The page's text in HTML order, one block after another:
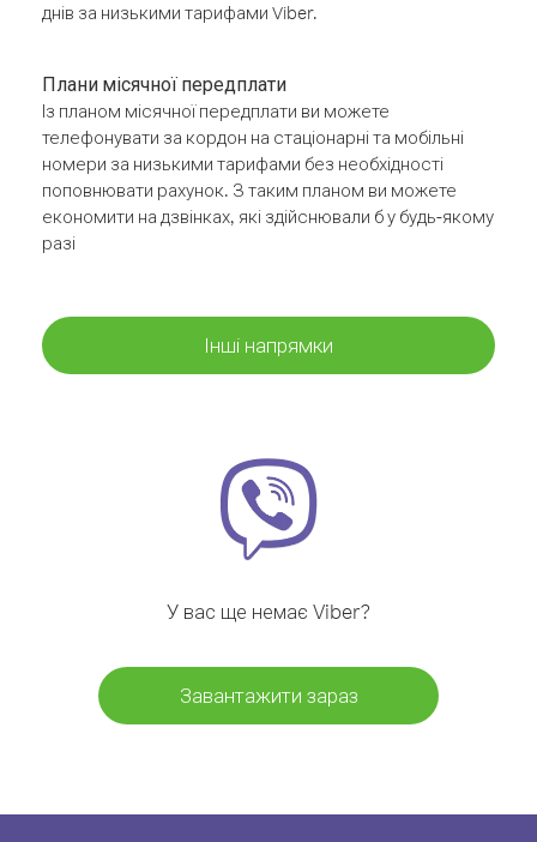
днів за низькими тарифами Viber.
Плани місячної передплати
Із планом місячної передплати ви можете
телефонувати за кордон на стаціонарні та мобільні
номери за низькими тарифами без необхідності
поповнювати рахунок. З таким планом ви можете
економити на дзвінках, які здійснювали б у будь-якому
разі
Інші напрямки
У вас ще немає Viber?
Завантажити зараз